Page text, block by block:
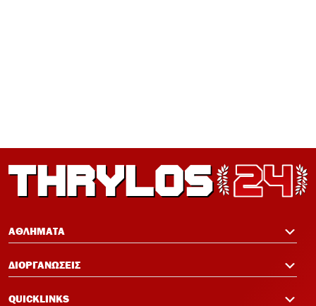
ΑΘΛΗΜΑΤΑ
ΔΙΟΡΓΑΝΩΣΕΙΣ
QUICKLINKS